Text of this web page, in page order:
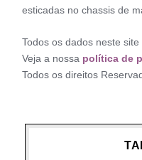
esticadas no chassis de
Todos os dados neste
Veja a nossa política de
Todos os direitos